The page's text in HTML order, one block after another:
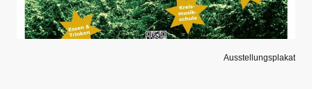
Ausstellungsplakat